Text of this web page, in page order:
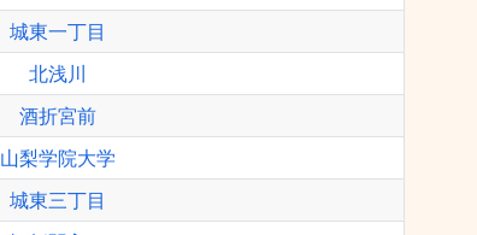
城東一丁目
北浅川
酒折宮前
山梨学院大学
城東三丁目